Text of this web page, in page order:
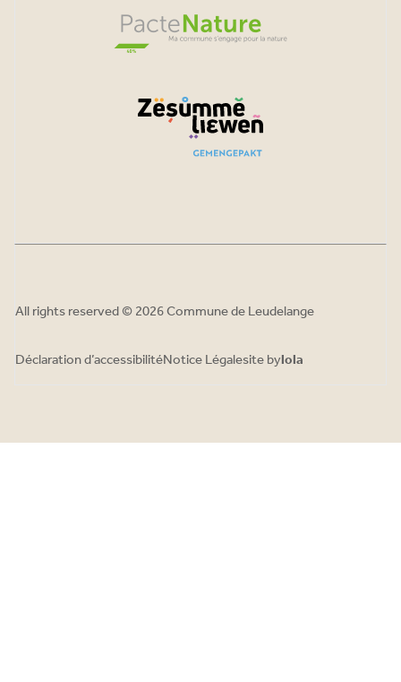
All rights reserved © 2026 Commune de Leudelange
Déclaration d’accessibilitéNotice Légalesite bylola